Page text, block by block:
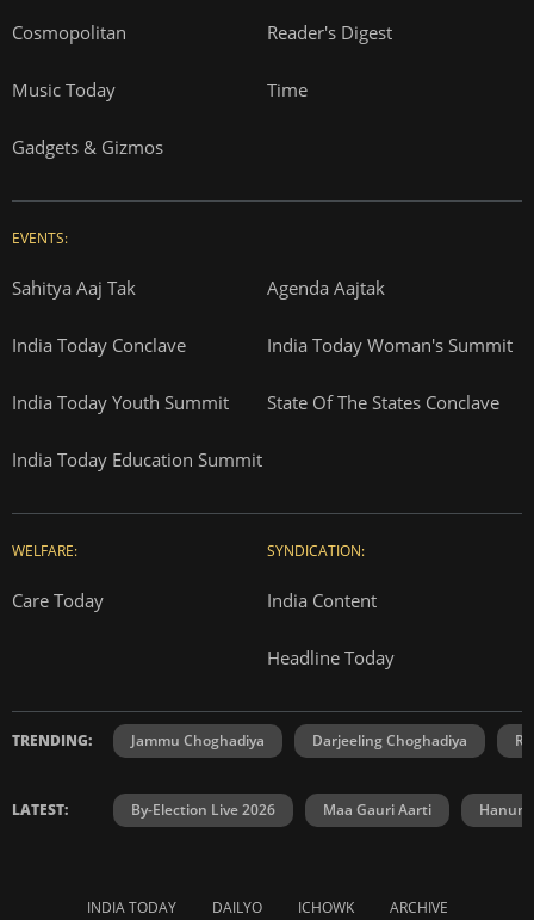
Cosmopolitan Reader's Digest
Music Today Time
Gadgets & Gizmos
EVENTS:
Sahitya Aaj Tak Agenda Aajtak
India Today Conclave India Today Woman's Summit
India Today Youth Summit State Of The States Conclave
India Today Education Summit
WELFARE:
Care Today
SYNDICATION:
India Content
Headline Today
TRENDING: Jammu Choghadiya Darjeeling Choghadiya
LATEST: By-Election Live 2026 Maa Gauri Aarti
INDIA TODAY DAILYO ICHOWK ARCHIVE